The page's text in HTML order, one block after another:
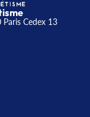
Cedex 13